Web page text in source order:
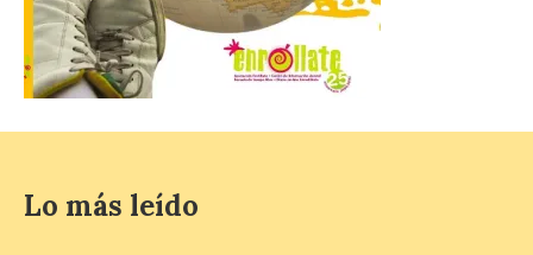
fotografía de León de…
viaje nos llega desde la
plaza de Oriente en
Madrid
8 Ago 2026
Nueva edición de León
Lo más leído